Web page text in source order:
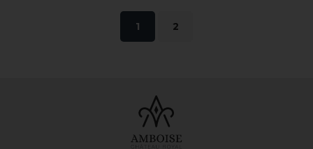
Pagination
des
publications
1 2